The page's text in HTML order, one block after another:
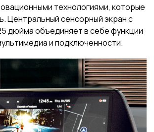
технологиями, которые
Центральный сенсорный экран с
дюйма объединяет в себе функции
и подключенности.